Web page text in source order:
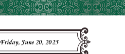
Friday, June 20, 2025